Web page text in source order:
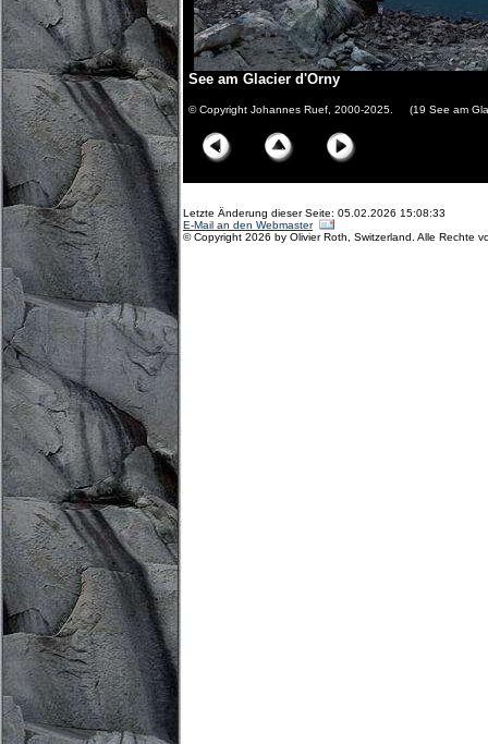
See am Glacier d'Orny
© Copyright Johannes Ruef, 2000-2025. (19 See am
Letzte Änderung dieser Seite: 05.02.2026 15:08:33
E-Mail an den Webmaster
© Copyright 2026 by Olivier Roth, Switzerland. Alle Rechte